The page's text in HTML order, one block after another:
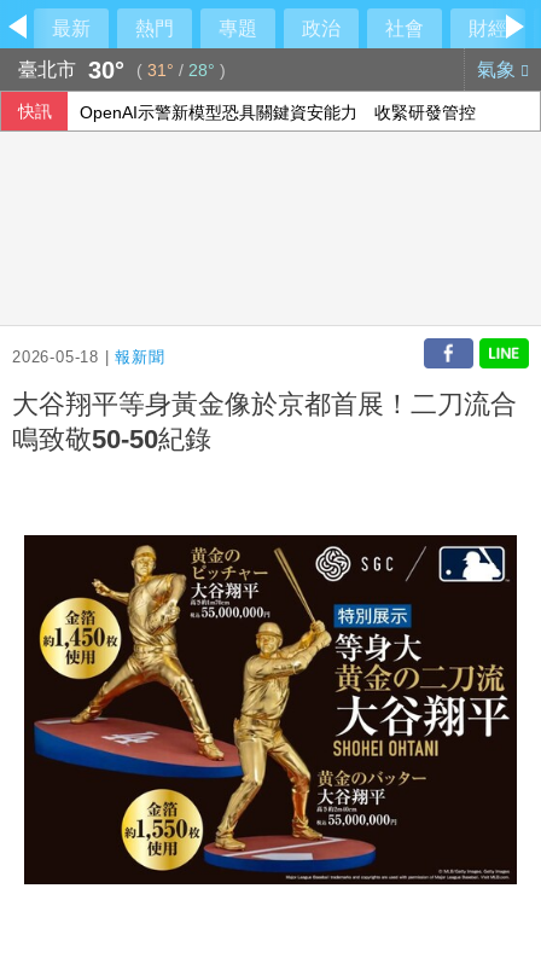
最新 熱門 專題 政治 社會
財經
臺北市 30° ( 31° / 28° ) 氣象
快訊 OpenAI示警新模型恐具關鍵資安能力 收緊研發管控
2026-05-18 |報新聞
大谷翔平等身黃金像於京都首展！二刀流合
鳴致敬50-50紀錄